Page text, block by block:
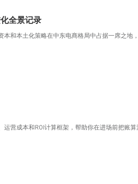
全景记录
和本土化策略在中东电商格局中占据一席之地
营成本和ROI计算框架，帮助你在进场前把账